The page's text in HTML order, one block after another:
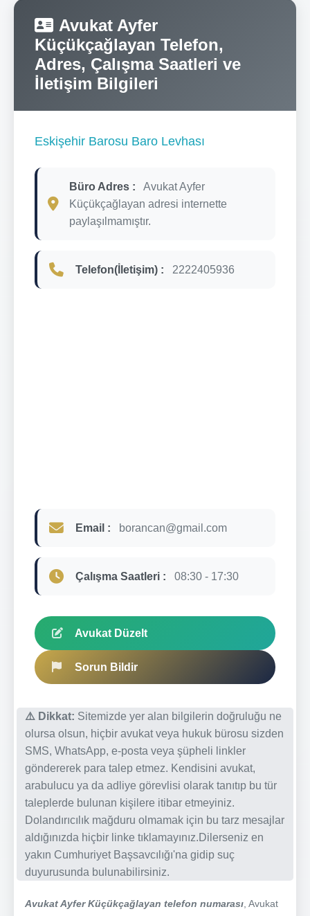
Avukat Ayfer
Küçükçağlayan Telefon,
Adres, Çalışma Saatleri ve
İletişim Bilgileri
Eskişehir Barosu Baro Levhası
Büro Adres :
Avukat Ayfer
Küçükçağlayan adresi internette
paylaşılmamıştır.
Telefon(İletişim) : 2222405936
Email : borancan@gmail.com
Çalışma Saatleri : 08:30 - 17:30
Avukat Düzelt
Sorun Bildir
⚠️ Dikkat: Sitemizde yer alan bilgilerin doğruluğu ne
olursa olsun, hiçbir avukat veya hukuk bürosu sizden
SMS, WhatsApp, e-posta veya şüpheli linkler
göndererek para talep etmez. Kendisini avukat,
arabulucu ya da adliye görevlisi olarak tanıtıp bu tür
taleplerde bulunan kişilere itibar etmeyiniz.
Dolandırıcılık mağduru olmamak için bu tarz mesajlar
aldığınızda hiçbir linke tıklamayınız.Dilerseniz en
yakın Cumhuriyet Başsavcılığı'na gidip suç
duyurusunda bulunabilirsiniz.
Avukat Ayfer Küçükçağlayan telefon numarası , Avukat